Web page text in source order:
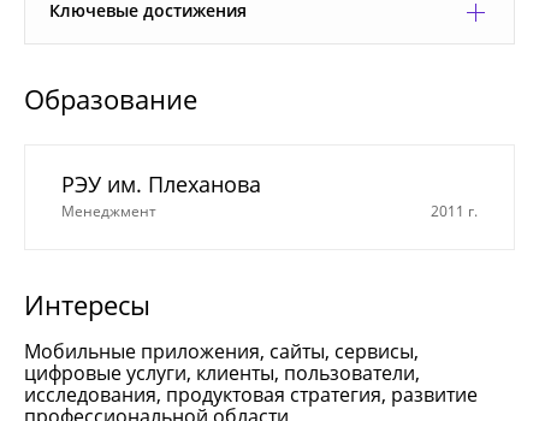
Ключевые достижения
Образование
РЭУ им. Плеханова
Менеджмент 2011 г.
Интересы
Мобильные приложения, сайты, сервисы,
цифровые услуги, клиенты, пользователи,
исследования, продуктовая стратегия, развитие